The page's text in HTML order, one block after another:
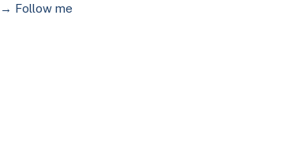
→ Follow me